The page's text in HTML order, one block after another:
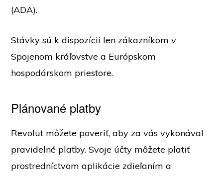
(ADA).
Stávky sú k dispozícii len zákazníkom v
Spojenom kráľovstve a Európskom
hospodárskom priestore.
Plánované platby
Revolut môžete poveriť, aby za vás vykonával
pravidelné platby. Svoje účty môžete platiť
prostredníctvom aplikácie zdieľaním a